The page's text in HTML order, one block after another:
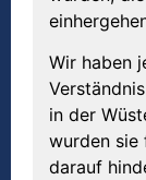
Wir haben
in der
wurden sie
darauf